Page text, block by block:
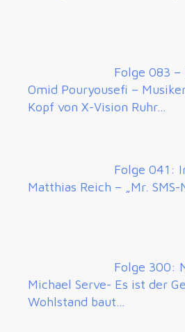
Folge 083
Omid Pouryousefi –
Kopf von X-Vision Ruhr…
Folge 041:
Matthias Reich – „Mr. SMS-
Folge 300:
Michael Serve- Es ist der
Wohlstand baut…